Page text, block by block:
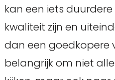
kan een iets
kwaliteit zijn en
dan een goedkopere
belangrijk om niet